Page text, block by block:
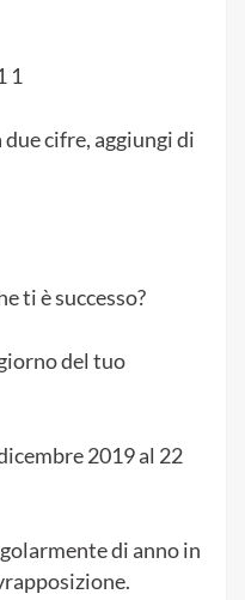
1
cifre, aggiungi di
ti è successo?
del tuo
2019 al 22
di anno in